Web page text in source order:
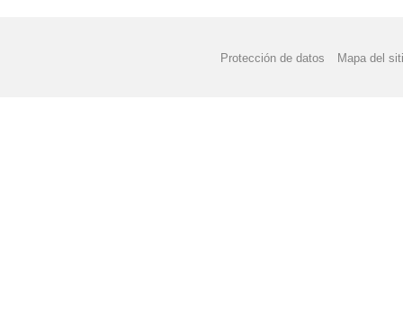
Protección de datos Mapa del